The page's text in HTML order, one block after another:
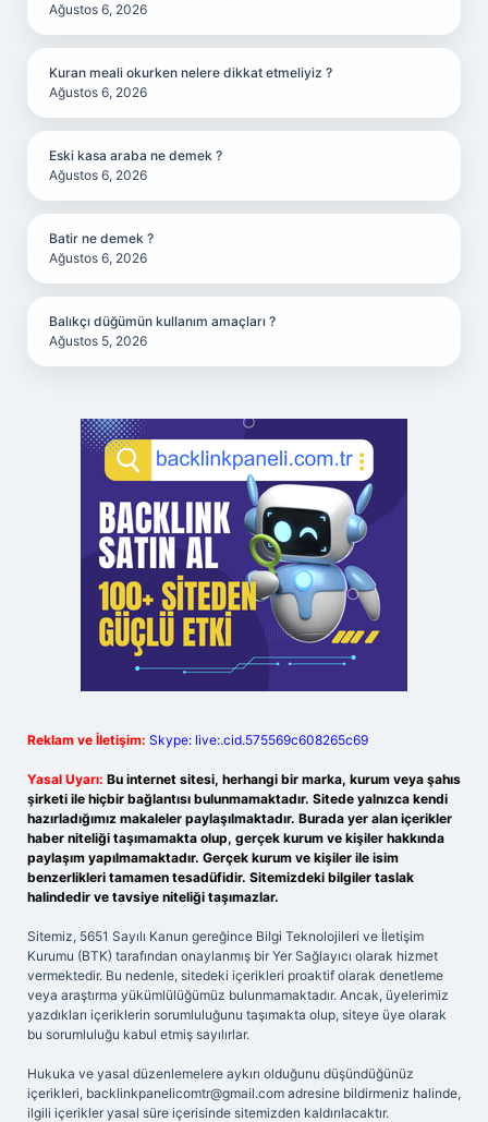
Ağustos 6, 2026
Kuran meali okurken nelere dikkat etmeliyiz ?
Ağustos 6, 2026
Eski kasa araba ne demek ?
Ağustos 6, 2026
Batir ne demek ?
Ağustos 6, 2026
Balıkçı düğümün kullanım amaçları ?
Ağustos 5, 2026
Reklam ve İletişim: Skype: live:.cid.575569c608265c69
Yasal Uyarı: Bu internet sitesi, herhangi bir marka, kurum veya şahıs
şirketi ile hiçbir bağlantısı bulunmamaktadır. Sitede yalnızca kendi
hazırladığımız makaleler paylaşılmaktadır. Burada yer alan içerikler
haber niteliği taşımamakta olup, gerçek kurum ve kişiler hakkında
paylaşım yapılmamaktadır. Gerçek kurum ve kişiler ile isim
benzerlikleri tamamen tesadüfidir. Sitemizdeki bilgiler taslak
halindedir ve tavsiye niteliği taşımazlar.
Sitemiz, 5651 Sayılı Kanun gereğince Bilgi Teknolojileri ve İletişim
Kurumu (BTK) tarafından onaylanmış bir Yer Sağlayıcı olarak hizmet
vermektedir. Bu nedenle, sitedeki içerikleri proaktif olarak denetleme
veya araştırma yükümlülüğümüz bulunmamaktadır. Ancak, üyelerimiz
yazdıkları içeriklerin sorumluluğunu taşımakta olup, siteye üye olarak
bu sorumluluğu kabul etmiş sayılırlar.
Hukuka ve yasal düzenlemelere aykırı olduğunu düşündüğünüz
içerikleri, backlinkpanelicomtr@gmail.com adresine bildirmeniz halinde,
ilgili içerikler yasal süre içerisinde sitemizden kaldırılacaktır.